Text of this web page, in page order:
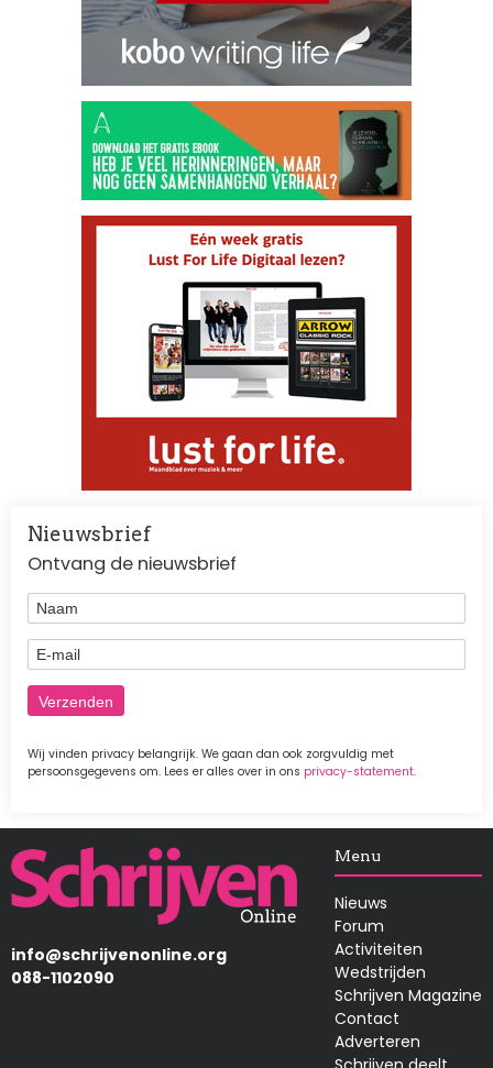
Nieuwsbrief
Ontvang de nieuwsbrief
Naam
E-mail
Wij vinden privacy belangrijk. We gaan dan ook zorgvuldig met
persoonsgegevens om. Lees er alles over in ons privacy-statement.
Afbeelding
info@schrijvenonline.org
088-1102090
Menu
Nieuws
Forum
Activiteiten
Wedstrijden
Schrijven Magazine
Contact
Adverteren